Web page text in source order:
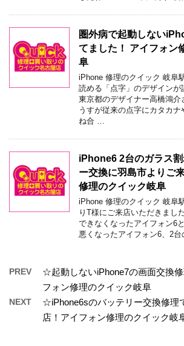
圏外病で起動しない
てました！ アイフォン
阜
iPhone 修理のクイック 岐阜
読める「点字」のデザインが
東京都のデザイナー高橋鴻
うすが従来の点字にカタカ
ね合 …
iPhone6 2台のガラス
ー交換に羽島市よりご
修理のクイック岐阜
iPhone 修理のクイック 岐阜
りT様にご来店いただきまし
できなくなったアイフォン6
悪くなったアイフォン6、2台
PREV
☆起動しないiPhone7の画面交換
フォン修理のクイック岐阜
NEXT
☆iPhone6sのバッテリー交換修理
店！アイフォン修理のクイック岐